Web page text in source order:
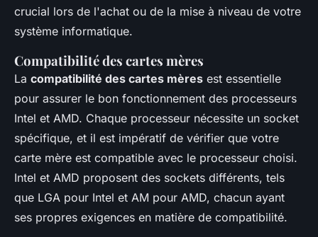
crucial lors de l'achat ou de la mise à niveau de votre
système informatique.
Compatibilité des cartes mères
La compatibilité des cartes mères est essentielle
pour assurer le bon fonctionnement des processeurs
Intel et AMD. Chaque processeur nécessite un socket
spécifique, et il est impératif de vérifier que votre
carte mère est compatible avec le processeur choisi.
Intel et AMD proposent des sockets différents, tels
que LGA pour Intel et AM pour AMD, chacun ayant
ses propres exigences en matière de compatibilité.